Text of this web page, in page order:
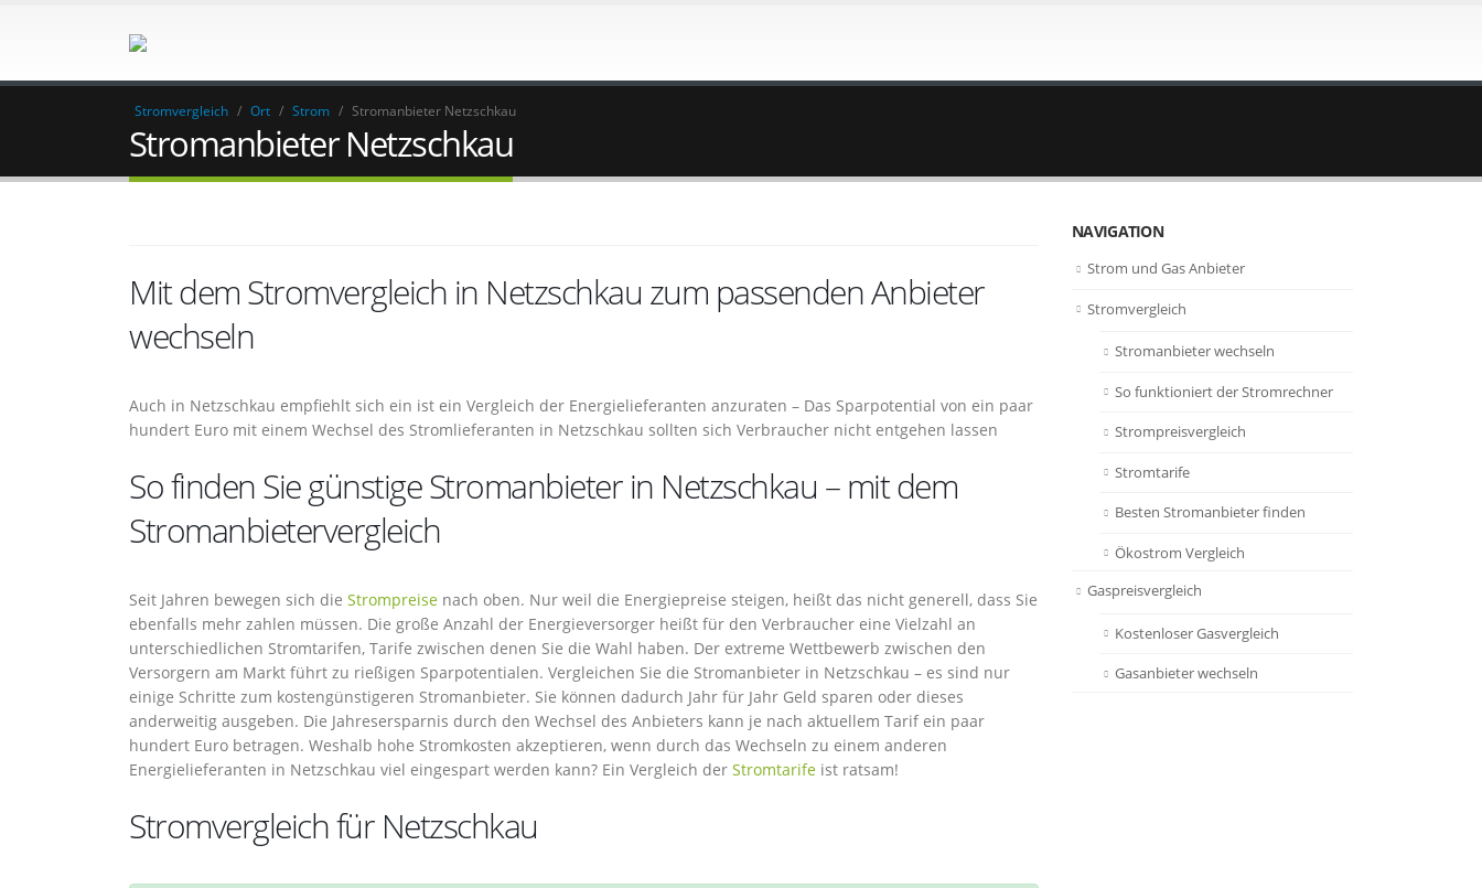
Stromvergleich / Ort / Strom / Stromanbieter Netzschkau
Stromanbieter Netzschkau
Mit dem Stromvergleich in Netzschkau zum passenden Anbieter
wechseln
Auch in Netzschkau empfiehlt sich ein ist ein Vergleich der Energielieferanten anzuraten – Das Sparpotential von ein paar
hundert Euro mit einem Wechsel des Stromlieferanten in Netzschkau sollten sich Verbraucher nicht entgehen lassen
So finden Sie günstige Stromanbieter in Netzschkau – mit dem
Stromanbietervergleich
Seit Jahren bewegen sich die Strompreise nach oben. Nur weil die Energiepreise steigen, heißt das nicht generell, dass Sie
ebenfalls mehr zahlen müssen. Die große Anzahl der Energieversorger heißt für den Verbraucher eine Vielzahl an
unterschiedlichen Stromtarifen, Tarife zwischen denen Sie die Wahl haben. Der extreme Wettbewerb zwischen den
Versorgern am Markt führt zu rießigen Sparpotentialen. Vergleichen Sie die Stromanbieter in Netzschkau – es sind nur
einige Schritte zum kostengünstigeren Stromanbieter. Sie können dadurch Jahr für Jahr Geld sparen oder dieses
anderweitig ausgeben. Die Jahresersparnis durch den Wechsel des Anbieters kann je nach aktuellem Tarif ein paar
hundert Euro betragen. Weshalb hohe Stromkosten akzeptieren, wenn durch das Wechseln zu einem anderen
Energielieferanten in Netzschkau viel eingespart werden kann? Ein Vergleich der Stromtarife ist ratsam!
Stromvergleich für Netzschkau
NAVIGATION
Strom und Gas Anbieter
Stromvergleich
Stromanbieter wechseln
So funktioniert der Stromrechner
Strompreisvergleich
Stromtarife
Besten Stromanbieter finden
Ökostrom Vergleich
Gaspreisvergleich
Kostenloser Gasvergleich
Gasanbieter wechseln